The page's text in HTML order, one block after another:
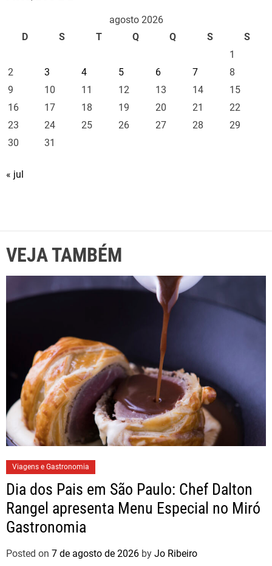
agosto 2026
D
S T Q Q S
S
1
2
3 4 5 6 7
8
9
10 11 12 13 14
15
16
17 18 19 20 21
22
23
24 25 26 27 28
29
30
31
« jul
VEJA TAMBÉM
Viagens e Gastronomia
Dia dos Pais em São Paulo: Chef Dalton
Rangel apresenta Menu Especial no Miró
Gastronomia
Posted on 7 de agosto de 2026 by Jo Ribeiro